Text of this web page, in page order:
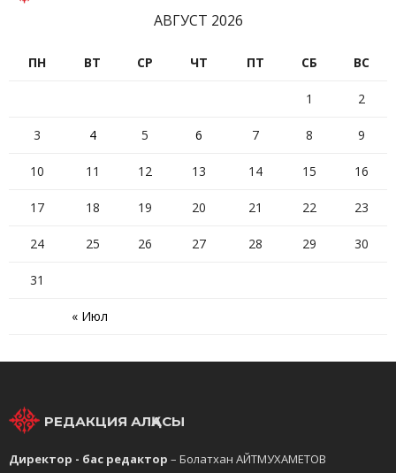
АВГУСТ 2026
ПН ВТ СР ЧТ ПТ СБ ВС
« Июл
1 2
3 4 5 6 7 8 9
10 11 12 13 14 15 16
17 18 19 20 21 22 23
24 25 26 27 28 29 30
31
РЕДАКЦИЯ АЛҚАСЫ
Директор - бас редактор – Болатхан АЙТМУХАМЕТОВ